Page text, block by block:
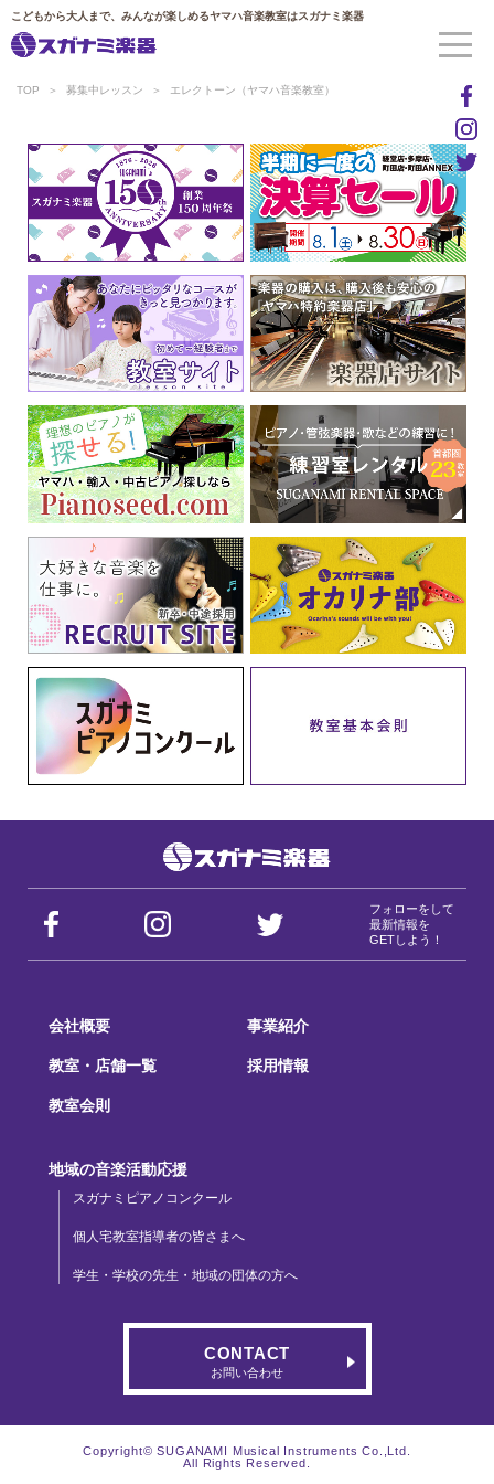
こどもから大人まで、みんなが楽しめるヤマハ音楽教室はスガナミ楽器
TOP 募集中レッスン エレクトーン（ヤマハ音楽教室）
フォローをして
最新情報を
GETしよう！
会社概要 事業紹介
教室・店舗一覧 採用情報
教室会則
地域の音楽活動応援
スガナミピアノコンクール
個人宅教室指導者の皆さまへ
学生・学校の先生・地域の団体の方へ
CONTACT
お問い合わせ
Copyright© SUGANAMI Musical Instruments Co.,Ltd.
All Rights Reserved.